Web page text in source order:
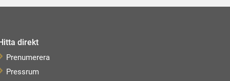
Hitta direkt
Prenumerera
Pressrum